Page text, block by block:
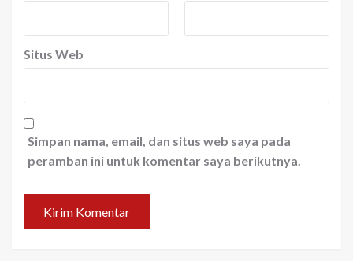
Situs Web
Simpan nama, email, dan situs web saya pada
peramban ini untuk komentar saya berikutnya.